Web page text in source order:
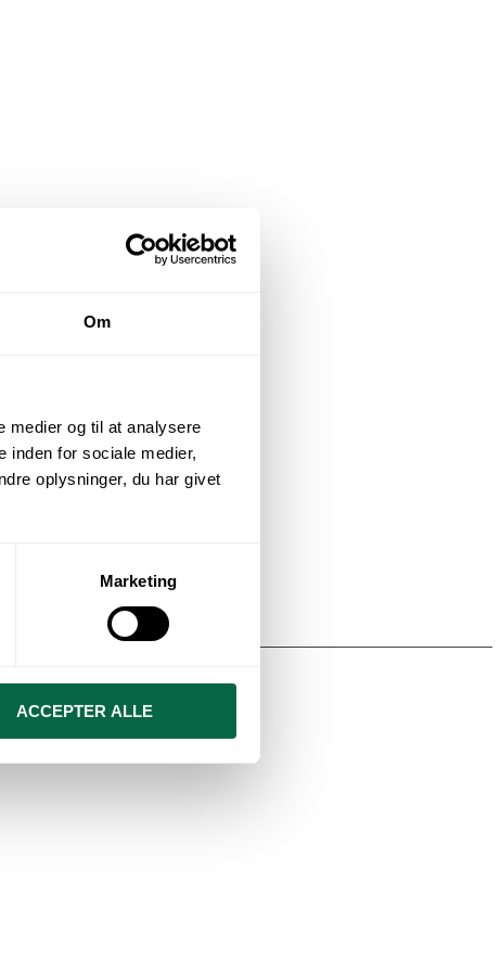
Om
medier og til at analysere
inden for sociale medier,
oplysninger, du har givet
Marketing
ACCEPTER ALLE